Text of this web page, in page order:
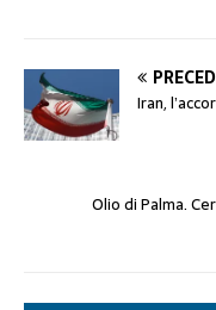
Iran,
Olio di Palma.